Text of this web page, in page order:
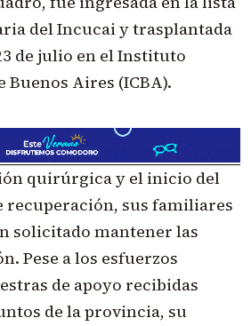
del Incucai y trasplantada
de julio en el Instituto
Buenos Aires (ICBA).
quirúrgica y el inicio del
recuperación, sus familiares
solicitado mantener las
Pese a los esfuerzos
de apoyo recibidas
de la provincia, su